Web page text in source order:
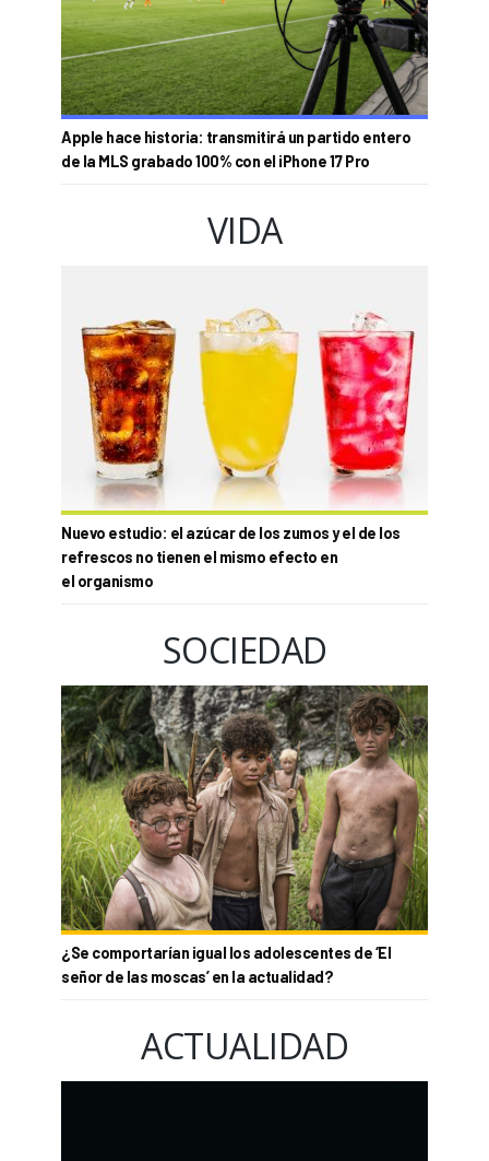
Apple hace historia: transmitirá un partido entero
de la MLS grabado 100% con el iPhone 17 Pro
VIDA
Nuevo estudio: el azúcar de los zumos y el de los
refrescos no tienen el mismo efecto en
el organismo
SOCIEDAD
¿Se comportarían igual los adolescentes de ‘El
señor de las moscas’ en la actualidad?
ACTUALIDAD